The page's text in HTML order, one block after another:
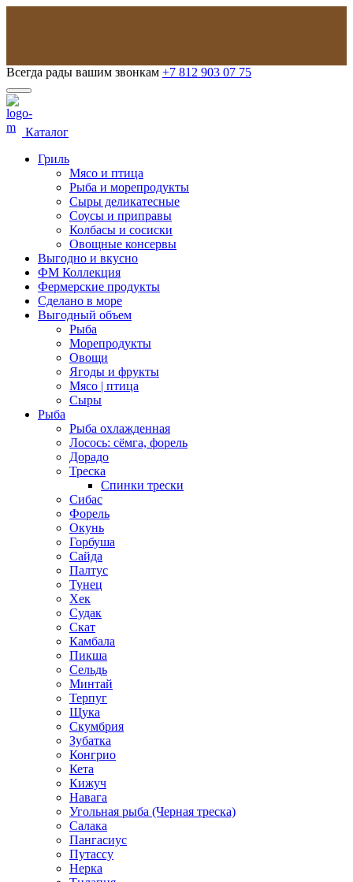
Всегда рады вашим звонкам +7 812 903 07 75
Каталог
Гриль
Мясо и птица
Рыба и морепродукты
Сыры деликатесные
Соусы и приправы
Колбасы и сосиски
Овощные консервы
Выгодно и вкусно
ФМ Коллекция
Фермерские продукты
Сделано в море
Выгодный объем
Рыба
Морепродукты
Овощи
Ягоды и фрукты
Мясо | птица
Сыры
Рыба
Рыба охлажденная
Лосось: сёмга, форель
Дорадо
Треска
Спинки трески
Сибас
Форель
Окунь
Горбуша
Сайда
Палтус
Тунец
Хек
Судак
Скат
Камбала
Пикша
Сельдь
Минтай
Терпуг
Щука
Скумбрия
Зубатка
Конгрио
Кета
Кижуч
Навага
Угольная рыба (Черная треска)
Салака
Пангасиус
Путассу
Нерка